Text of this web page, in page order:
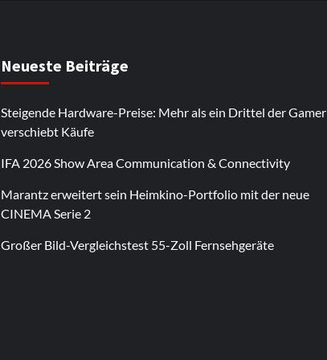
Neueste Beiträge
Steigende Hardware-Preise: Mehr als ein Drittel der Gamer
verschiebt Käufe
IFA 2026 Show Area Communication & Connectivity
Marantz erweitert sein Heimkino-Portfolio mit der neue
CINEMA Serie 2
Großer Bild-Vergleichstest 55-Zoll Fernsehgeräte